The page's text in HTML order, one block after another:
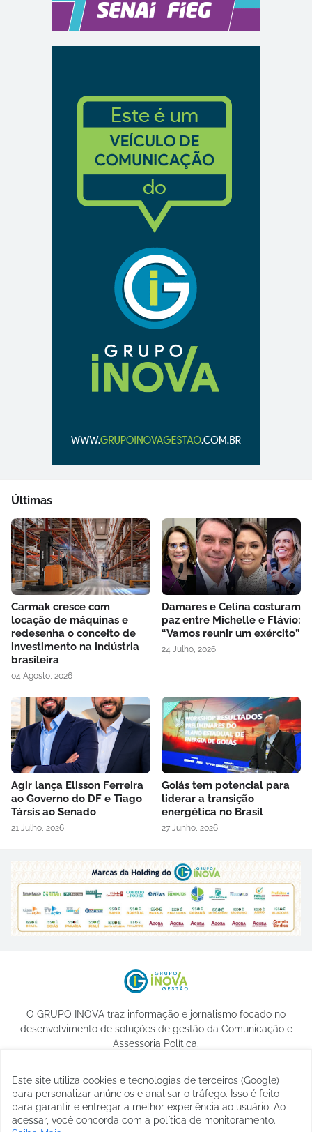
Últimas
Carmak cresce com
locação de máquinas e
redesenha o conceito de
investimento na indústria
brasileira
04 Agosto, 2026
Damares e Celina costuram
paz entre Michelle e Flávio:
“Vamos reunir um exército”
24 Julho, 2026
Agir lança Elisson Ferreira
ao Governo do DF e Tiago
Társis ao Senado
21 Julho, 2026
Goiás tem potencial para
liderar a transição
energética no Brasil
27 Junho, 2026
O GRUPO INOVA traz informação e jornalismo focado no
desenvolvimento de soluções de gestão da Comunicação e
Assessoria Política.
Este site utiliza cookies e tecnologias de terceiros (Google)
para personalizar anúncios e analisar o tráfego. Isso é feito
para garantir e entregar a melhor experiência ao usuário. Ao
acessar, você concorda com a política de monitoramento.